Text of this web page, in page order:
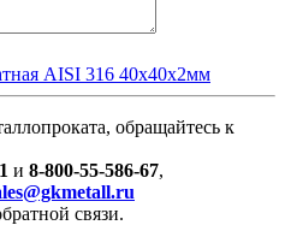
обращайтесь к
и 8-800-55-586-67,
связи.